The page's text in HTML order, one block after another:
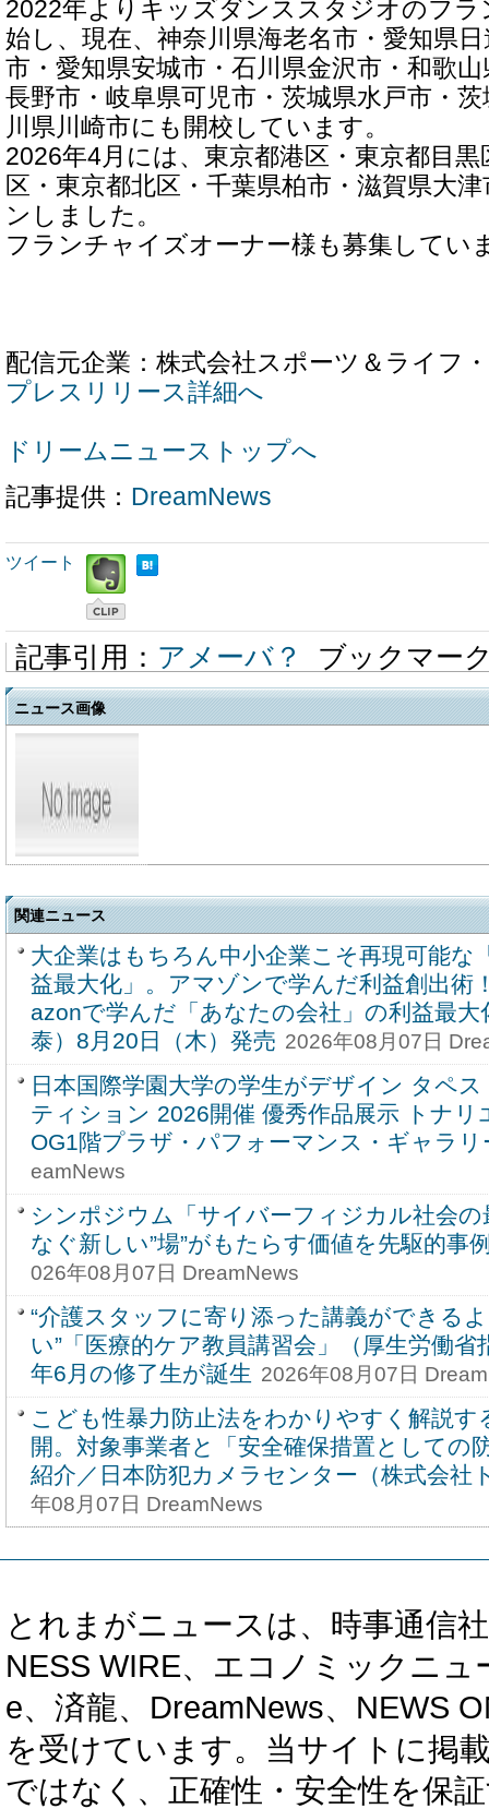
2022年よりキッズダンススタジオのフ
始し、現在、神奈川県海老名市・愛知県
市・愛知県安城市・石川県金沢市・和歌
長野市・岐阜県可児市・茨城県水戸市・
川県川崎市にも開校しています。
2026年4月には、東京都港区・東京都目
区・東京都北区・千葉県柏市・滋賀県大
ンしました。
フランチャイズオーナー様も募集してい
配信元企業：株式会社スポーツ＆ライフ
プレスリリース詳細へ
ドリームニューストップへ
記事提供： DreamNews
ツイート
記事引用： アメーバ？ ブックマー
ニュース画像
関連ニュース
大企業はもちろん中小企業こそ再現可能な
益最大化」。アマゾンで学んだ利益創出
azonで学んだ「あなたの会社」の利益最大
泰）8月20日（木）発売 2026年08月07日
日本国際学園大学の学生がデザイン タペ
ティション 2026開催 優秀作品展示 トナ
OG1階プラザ・パフォーマンス・ギャラリ
eamNews
シンポジウム「サイバーフィジカル社会
なぐ新しい”場”がもたらす価値を先駆的事
026年08月07日 DreamNews
“介護スタッフに寄り添った講義ができる
い”「医療的ケア教員講習会」（厚生労働省
年6月の修了生が誕生 2026年08月07日
こども性暴力防止法をわかりやすく解説す
開。対象事業者と「安全確保措置としての
紹介／日本防犯カメラセンター（株式会社
年08月07日 DreamNews
とれまがニュースは、時事通信
NESS WIRE、エコノミックニ
e、済龍、DreamNews、NEWS
を受けています。当サイトに掲
ではなく、正確性・安全性を保